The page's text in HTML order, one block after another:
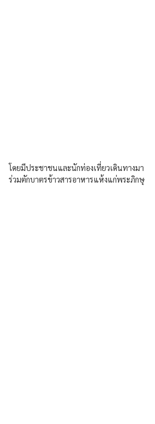
โดยมีประชาชนและนักท่องเที่ยวเดินทางมา
ร่วมตักบาตรข้าวสารอาหารแห้งแก่พระภิกษุ